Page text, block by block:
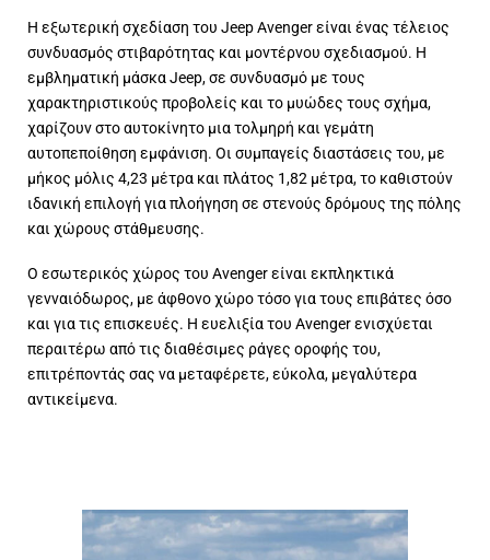
Η εξωτερική σχεδίαση του Jeep Avenger είναι ένας τέλειος
συνδυασμός στιβαρότητας και μοντέρνου σχεδιασμού. Η
εμβληματική μάσκα Jeep, σε συνδυασμό με τους
χαρακτηριστικούς προβολείς και το μυώδες τους σχήμα,
χαρίζουν στο αυτοκίνητο μια τολμηρή και γεμάτη
αυτοπεποίθηση εμφάνιση. Οι συμπαγείς διαστάσεις του, με
μήκος μόλις 4,23 μέτρα και πλάτος 1,82 μέτρα, το καθιστούν
ιδανική επιλογή για πλοήγηση σε στενούς δρόμους της πόλης
και χώρους στάθμευσης.
Ο εσωτερικός χώρος του Avenger είναι εκπληκτικά
γενναιόδωρος, με άφθονο χώρο τόσο για τους επιβάτες όσο
και για τις επισκευές. Η ευελιξία του Avenger ενισχύεται
περαιτέρω από τις διαθέσιμες ράγες οροφής του,
επιτρέποντάς σας να μεταφέρετε, εύκολα, μεγαλύτερα
αντικείμενα.